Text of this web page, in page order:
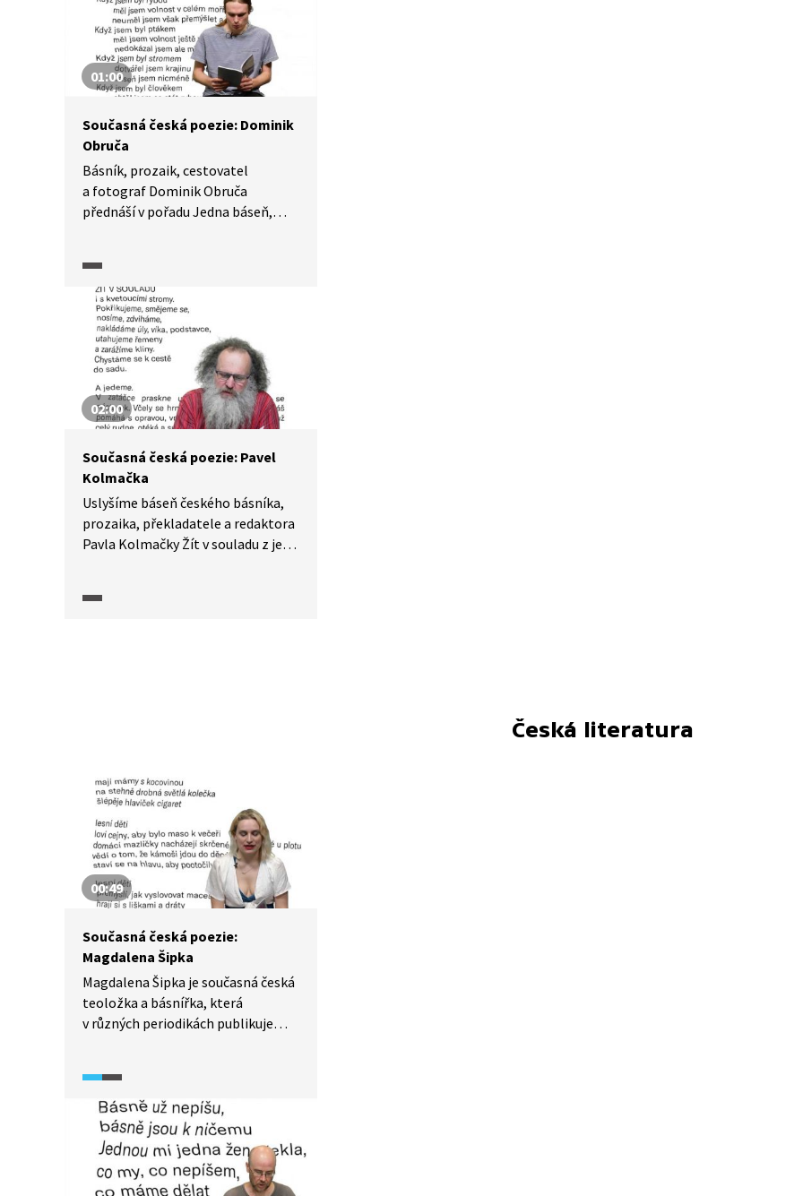
01:00
Současná česká poezie: Dominik
Obruča
Básník, prozaik, cestovatel
a fotograf Dominik Obruča
přednáší v pořadu Jedna báseň,
02:00
Současná česká poezie: Pavel
Kolmačka
Uslyšíme báseň českého básníka,
prozaika, překladatele a redaktora
Pavla Kolmačky Žít v souladu z jeho
Česká literatura
00:49
Současná česká poezie:
Magdalena Šipka
Magdalena Šipka je současná česká
teoložka a básnířka, která
v různých periodikách publikuje
tématům (např. feminismu). Ze své
sbírky Město hráze, která
představuje její debut, předčítá
báseň Lesní děti.